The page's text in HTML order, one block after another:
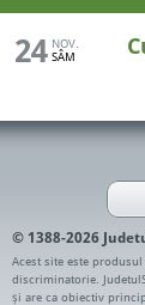
24 NOV.
SÂM
© 1388-2026
Acest site este produsul
discriminatorie.
și are ca obiectiv